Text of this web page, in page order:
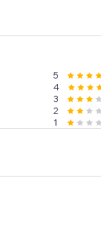
5
4
3
2
1